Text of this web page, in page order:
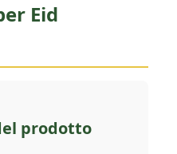
Eid
prodotto